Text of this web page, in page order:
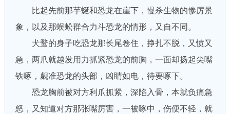
比起先前那芋蜒和恐龙在崖下，慢杀生物的惨厉景
象，以及那蜈蚣群合力斗恐龙的情形，又自不同。
犬鹜的身子吃恐龙那长尾卷住，挣扎不脱，又愤又
急，两爪就越发用力抓紧恐龙的前胸，一面却扬起尖嘴
铁啄，觑准恐龙的头部，凶睛如电，待要啄下。
恐龙胸前被对方利爪抓紧，深陷入骨，本就负痛急
怒，又知道对方那张嘴厉害，一被啄中，伤便不轻，就